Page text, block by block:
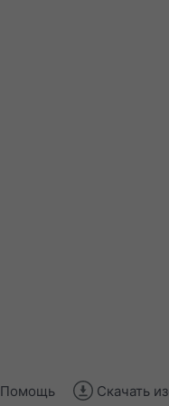
Помощь Скачать